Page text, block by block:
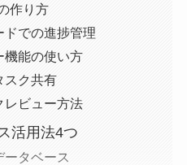
作り方
での進捗管理
能の使い方
ク共有
ビュー方法
活用法4つ
タベース